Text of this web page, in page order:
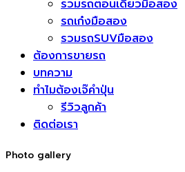
รวมรถตอนเดียวมือสอง
รถเก๋งมือสอง
รวมรถSUVมือสอง
ต้องการขายรถ
บทความ
ทำไมต้องเจ๊คำปุ่น
รีวิวลูกค้า
ติดต่อเรา
Photo gallery